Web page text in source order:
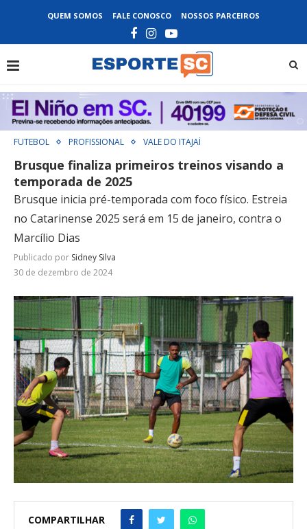
QUEM SOMOS FALE CONOSCO NOSSOS PARCEIROS
FUTEBOL PROFISSIONAL VALE DO ITAJAÍ
Brusque finaliza primeiros treinos visando a
temporada de 2025
Brusque inicia pré-temporada com foco físico. Estreia
no Catarinense 2025 será em 15 de janeiro, contra o
Marcílio Dias
Publicado por Sidney Silva
30 de dezembro de 2024
COMPARTILHAR